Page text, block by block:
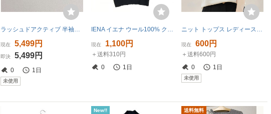
現在 5,499円
即決 5,499円
0 1日
未使用
現在 1,100円
＋送料310円
0
1日
現在 600円
＋送料600円
0
1日
未使用
New!! 送料無料